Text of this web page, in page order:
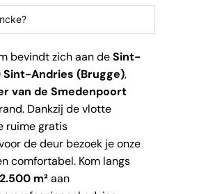
bevindt zich aan deSint-
Andries (Brugge),
van de Smedenpoort
Dankzij de vlotte
ruime gratis
de deur bezoek je onze
comfortabel. Kom langs
2.500 m²aan